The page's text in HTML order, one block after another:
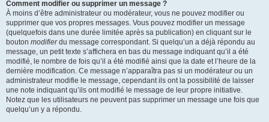
Comment modifier ou supprimer un message ?
À moins d’être administrateur ou modérateur, vous ne pouvez modifier ou
supprimer que vos propres messages. Vous pouvez modifier un message
(quelquefois dans une durée limitée après sa publication) en cliquant sur le
bouton modifierdu message correspondant. Si quelqu’un a déjà répondu au
message, un petit texte s’affichera en bas du message indiquant qu’il a été
modifié, le nombre de fois qu’il a été modifié ainsi que la date et l’heure de la
dernière modification. Ce message n’apparaîtra pas si un modérateur ou un
administrateur modifie le message, cependant ils ont la possibilité de laisser
une note indiquant qu’ils ont modifié le message de leur propre initiative.
Notez que les utilisateurs ne peuvent pas supprimer un message une fois que
quelqu’un y a répondu.